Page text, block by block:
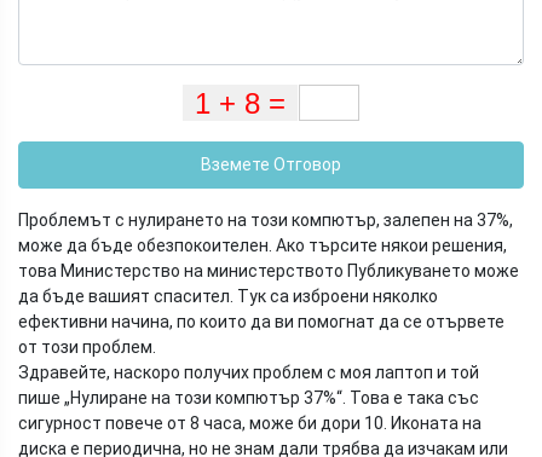
Вземете Отговор
Проблемът с нулирането на този компютър, залепен на 37%,
може да бъде обезпокоителен. Ако търсите някои решения,
това Министерство на министерството Публикуването може
да бъде вашият спасител. Тук са изброени няколко
ефективни начина, по които да ви помогнат да се отървете
от този проблем.
Здравейте, наскоро получих проблем с моя лаптоп и той
пише „Нулиране на този компютър 37%“. Това е така със
сигурност повече от 8 часа, може би дори 10. Иконата на
диска е периодична, но не знам дали трябва да изчакам или